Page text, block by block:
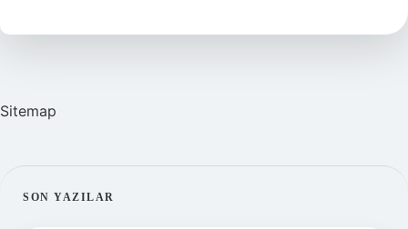
Nasıl
Sitemap
SIDEBAR
SON YAZILAR